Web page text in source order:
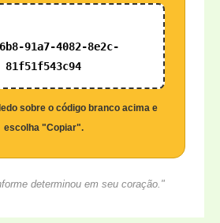
91a7-4082-8e2c-
81f51f543c94
sobre o código branco acima e
escolha "Copiar".
determinou em seu coração."